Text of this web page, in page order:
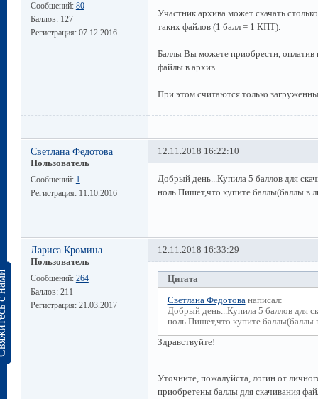
нами
Сообщений: 80
Баллов: 127
Регистрация: 07.12.2016
Участник архива может скачать
таких файлов (1 балл = 1 КПТ).
Баллы Вы можете приобрести, оплатив
файлы в архив.
При этом считаются только
Светлана Федотова
Пользователь
Сообщений: 1
Регистрация: 11.10.2016
12.11.2018 16:22:10
Добрый день...Купила 5 баллов для
ноль.Пишет,что купите баллы(баллы в
Лариса Кромина
Пользователь
Сообщений: 264
Баллов: 211
Регистрация: 21.03.2017
12.11.2018 16:33:29
Цитата
Светлана Федотованаписал:
Добрый день...Купила 5 баллов для
ноль.Пишет,что купите баллы(баллы
Здравствуйте!
Уточните, пожалуйста, логин от
приобретены баллы для скачивания